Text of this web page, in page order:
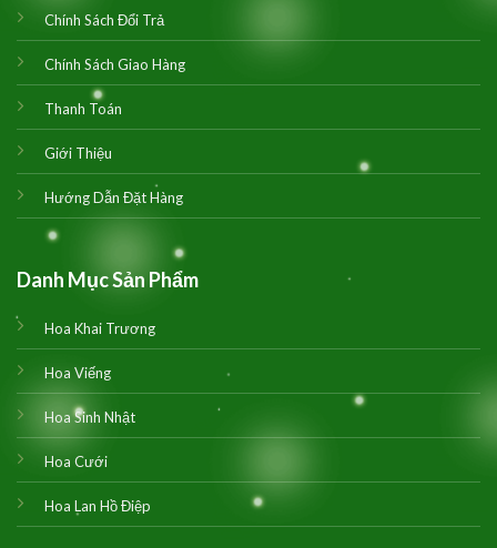
Chính Sách Đổi Trả
Chính Sách Giao Hàng
Thanh Toán
Giới Thiệu
Hướng Dẫn Đặt Hàng
Danh Mục Sản Phẩm
Hoa Khai Trương
Hoa Viếng
Hoa Sinh Nhật
Hoa Cưới
Hoa Lan Hồ Điệp